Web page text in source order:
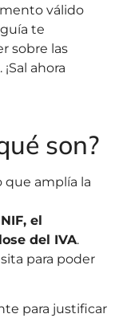
válido
te
sobre las
ahora
son?
que amplía la
el
del IVA.
para poder
para justificar